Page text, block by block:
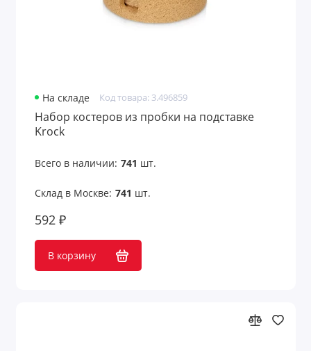
На складе Код товара: 3.496859
Набор костеров из пробки на подставке
Krock
Всего в наличии: 741 шт.
Склад в Москве: 741 шт.
592 ₽
В корзину